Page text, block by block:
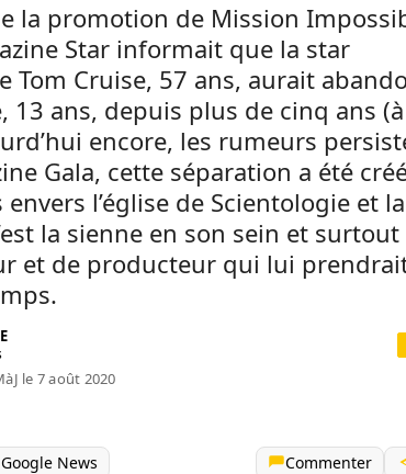
la promotion de Mission
Star informait que la star
Tom Cruise, 57 ans, aurait
13 ans, depuis plus de cinq ans (à
encore, les rumeurs
Gala, cette séparation a été
l’église de Scientologie et
la sienne en son sein et surtout
et de producteur qui lui
le 7 août 2020
Google News Commenter